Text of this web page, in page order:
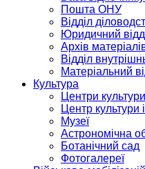
Пошта ОНУ
Відділ
Юридичний
Архів
Відділ
Матеріальний
Культура
Центри
Центр культури
Музеї
Астрономічна
Ботанічний сад
Фотогалереї